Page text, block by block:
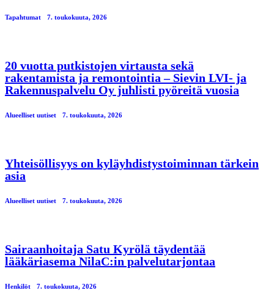
Tapahtumat 7. toukokuuta, 2026
20 vuotta putkistojen virtausta sekä
rakentamista ja remontointia – Sievin LVI- ja
Rakennuspalvelu Oy juhlisti pyöreitä vuosia
Alueelliset uutiset 7. toukokuuta, 2026
Yhteisöllisyys on kyläyhdistystoiminnan tärkein
asia
Alueelliset uutiset 7. toukokuuta, 2026
Sairaanhoitaja Satu Kyrölä täydentää
lääkäriasema NilaC:in palvelutarjontaa
Henkilöt 7. toukokuuta, 2026